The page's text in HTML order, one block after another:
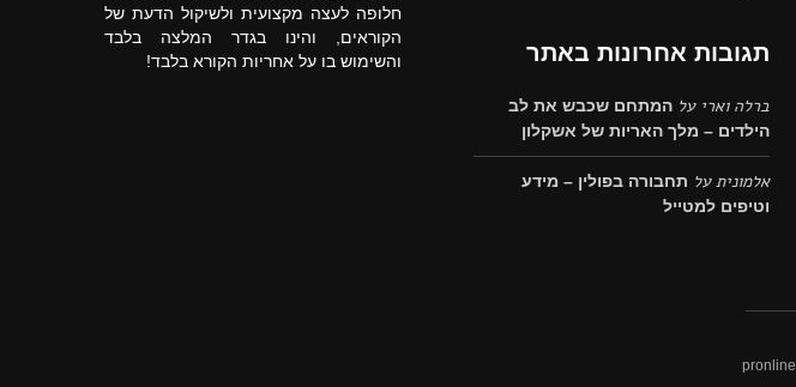
תגובות אחרונות באתר
ברלה וארי על המתחם שכבש את לב
הילדים – מלך האריות של אשקלון
אלמוניתעל תחבורה בפולין – מידע
וטיפים למטייל
חלופה לעצה מקצועית ולשיקול הדעת של
הקוראים, והינו בגדר המלצה בלבד
והשימוש בו על אחריות הקורא בלבד!
pronline